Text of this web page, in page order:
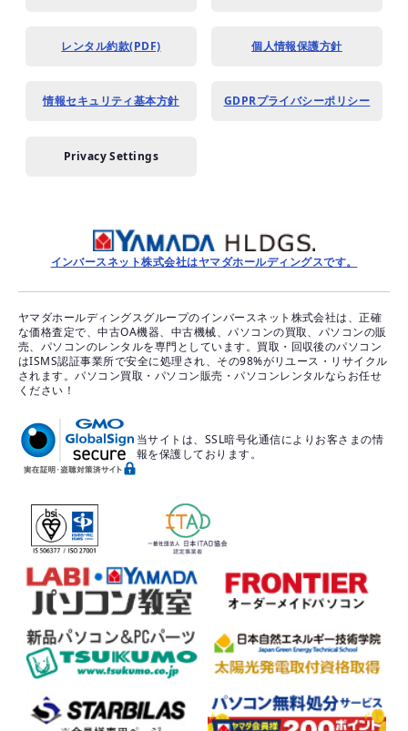
レンタル約款(PDF) 個人情報保護方針
情報セキュリティ基本方針 GDPRプライバシーポリシー
Privacy Settings
インバースネット株式会社はヤマダホールディングスです。
ヤマダホールディングスグループのインバースネット株式会社は、正確
な価格査定で、中古OA機器、中古機械、パソコンの買取、パソコンの販
売、パソコンのレンタルを専門としています。買取・回収後のパソコン
はISMS認証事業所で安全に処理され、その98%がリユース・リサイクル
されます。パソコン買取・パソコン販売・パソコンレンタルならお任せ
ください！
当サイトは、SSL暗号化通信によりお客さまの情
報を保護しております。